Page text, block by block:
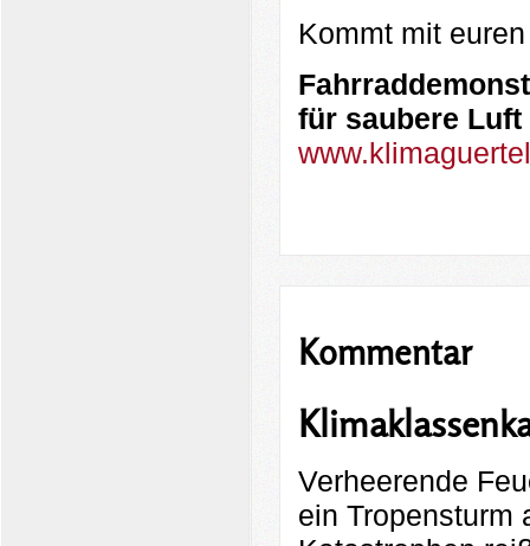
Kommt mit
für saubere Luft
Kommentar
Verheerende
ein Tropensturm